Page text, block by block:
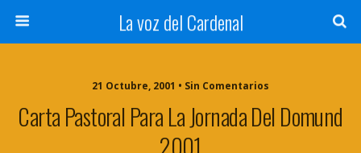
La voz del Cardenal
21 Octubre, 2001 • Sin Comentarios
Carta Pastoral Para La Jornada Del Domund
2001